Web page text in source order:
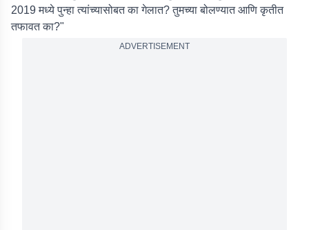
2019 मध्ये पुन्हा त्यांच्यासोबत का गेलात? तुमच्या बोलण्यात आणि कृतीत
तफावत का?"
ADVERTISEMENT